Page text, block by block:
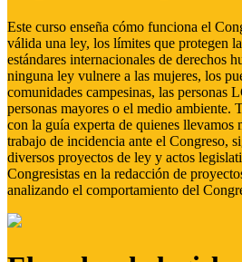
Este curso enseña cómo funciona el
válida una ley, los límites que protegen
estándares internacionales de derechos
ninguna ley vulnere a las mujeres, los
comunidades campesinas, las personas
personas mayores o el medio ambiente.
con la guía experta de quienes llevamos
trabajo de incidencia ante el Congreso,
diversos proyectos de ley y actos
Congresistas en la redacción de
analizando el comportamiento del